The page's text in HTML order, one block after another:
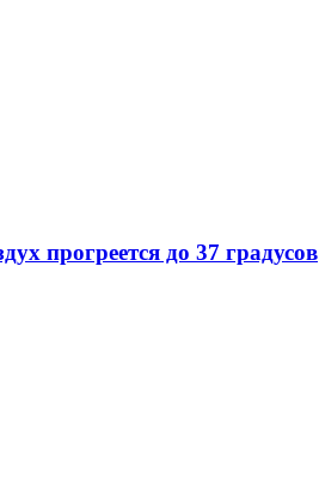
прогреется до 37 градусов